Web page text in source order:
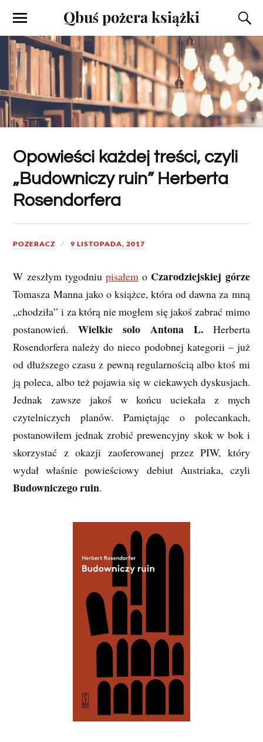
Qbuś pożera książki
Opowieści każdej treści, czyli
„Budowniczy ruin” Herberta
Rosendorfera
POZERACZ 9 LISTOPADA, 2017
W zeszłym tygodniu pisałem o Czarodziejskiej górze
Tomasza Manna jako o książce, która od dawna za mną
„chodziła” i za którą nie mogłem się jakoś zabrać mimo
postanowień.Wielkie solo Antona L.Herberta
Rosendorfera należy do nieco podobnej kategorii – już
od dłuższego czasu z pewną regularnością albo ktoś mi
ją poleca, albo też pojawia się w ciekawych dyskusjach.
Jednak zawsze jakoś w końcu uciekała z mych
czytelniczych planów. Pamiętając o polecankach,
postanowiłem jednak zrobić prewencyjny skok w bok i
skorzystać z okazji zaoferowanej przez PIW, który
wydał właśnie powieściowy debiut Austriaka, czyli
Budowniczego ruin.